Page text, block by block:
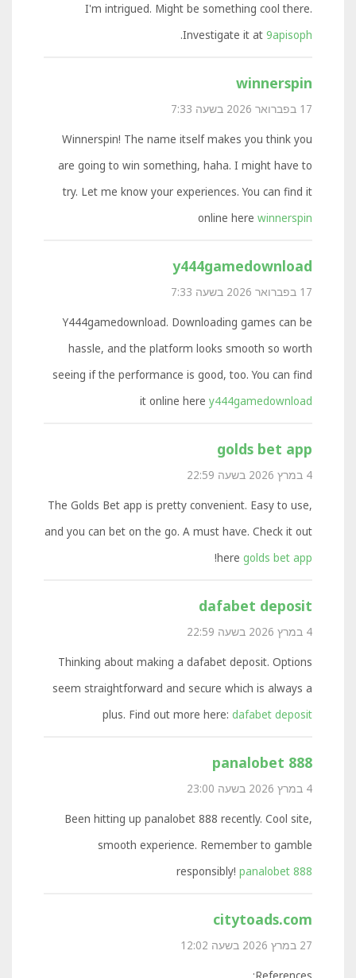
I'm intrigued. Might be something cool there.
Investigate it at 9apisoph
.
winnerspin
17 בפברואר 2026 בשעה 7:33
Winnerspin! The name itself makes you think you
are going to win something, haha. I might have to
try. Let me know your experiences. You can find it
online here winnerspin
y444gamedownload
17 בפברואר 2026 בשעה 7:33
Y444gamedownload. Downloading games can be
hassle, and the platform looks smooth so worth
seeing if the performance is good, too. You can find
it online here y444gamedownload
golds bet app
4 במרץ 2026 בשעה 22:59
The Golds Bet app is pretty convenient. Easy to use,
and you can bet on the go. A must have. Check it out
here golds bet app
!
dafabet deposit
4 במרץ 2026 בשעה 22:59
Thinking about making a dafabet deposit. Options
seem straightforward and secure which is always a
plus. Find out more here: dafabet deposit
panalobet 888
4 במרץ 2026 בשעה 23:00
Been hitting up panalobet 888 recently. Cool site,
smooth experience. Remember to gamble
responsibly! panalobet 888
citytoads.com
27 במרץ 2026 בשעה 12:02